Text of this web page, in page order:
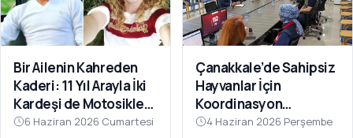
Bir Ailenin Kahreden
Kaderi: 11 Yıl Arayla İki
Kardeşi de Motosiklet
Kazasında Kaybettiler
6 Haziran 2026 Cumartesi
Çanakkale’de Sahipsiz
Hayvanlar İçin
Koordinasyon
Toplantısı Düzenlendi
4 Haziran 2026 Perşembe